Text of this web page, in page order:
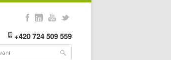
+420 724 509 559